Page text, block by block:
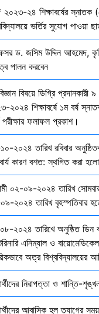
২৪ শিক্ষাবর্ষের স্নাতক
ভর্তির সুযোগ
ড. জসিম উদ্দিন আহমেদ,
পালন করবেন
বিষয়ে ডিগ্রি
২০২৪ শিক্ষাবর্ষে ১ম বর্ষ
পরীক্ষার ফলাফল প্রকাশ।
২০২৪ তারিখ রবিবার
কারণ বশত: স্থগিত করা হলো
০২-০৯-২০২৪ তারিখ
২০২৪ তারিখ বৃহস্পতিবার
২০২৪ তারিখে অনুষ্ঠিত ডিন
এনিম্যাল ও
অত্র বিশ্ববিদ্যালয়ের
নিরাপত্তা ও শান্তি-
আবাসিক হল ত্যাগের